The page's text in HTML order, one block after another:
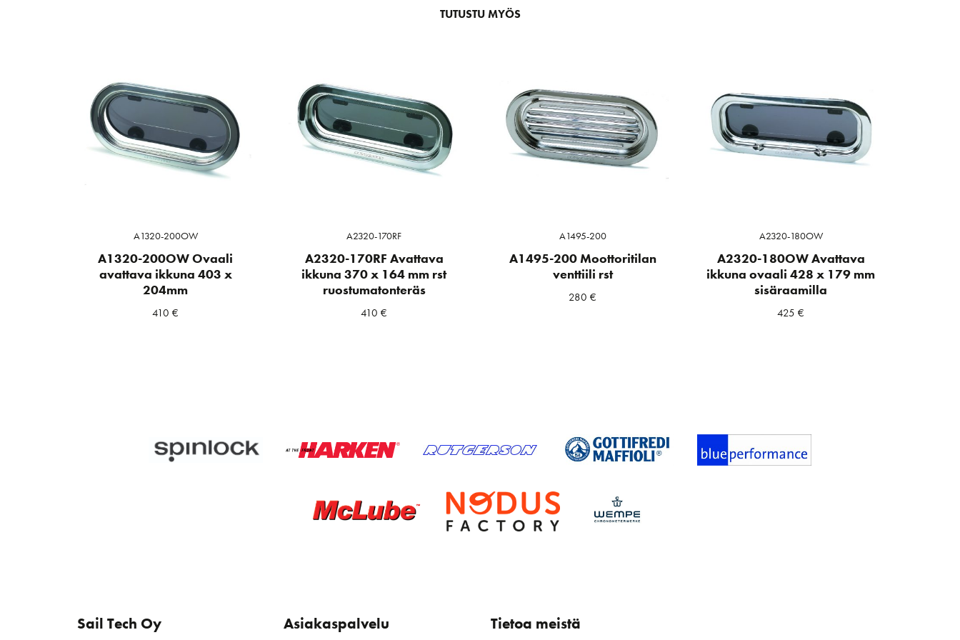
TUTUSTU MYÖS
A1320-200OW
A1320-200OW Ovaali
avattava ikkuna 403 x
204mm
410€
A2320-170RF
A2320-170RF Avattava
ikkuna 370 x 164 mm rst
ruostumatonteräs
410€
A1495-200
A1495-200 Moottoritilan
venttiili rst
280€
A2320-180OW
A2320-180OW Avattava
ikkuna ovaali 428 x 179 mm
sisäraamilla
425€
Sail Tech Oy Asiakaspalvelu Tietoa meistä